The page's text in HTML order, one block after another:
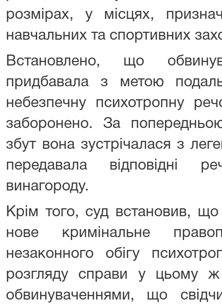
розмірах, у місцях,
навчальних та спортивних
Встановлено, що
придбавала з метою
небезпечну психотропну
заборонено. За
збут вона зустрічалася з
передавала відповідні
винагороду.
Крім того, суд встановив,
нове кримінальне
незаконного обігу
розгляду справи у цьому ж
обвинуваченнями, що